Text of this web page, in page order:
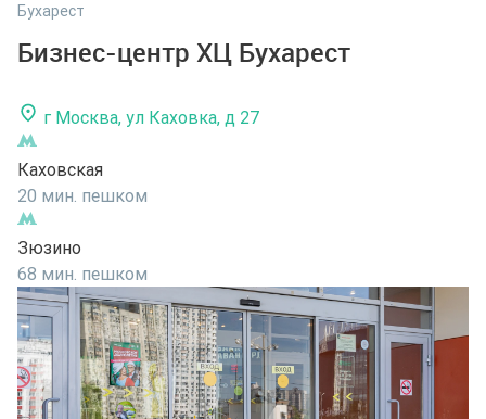
Бухарест
Бизнес-центр ХЦ Бухарест
г Москва, ул Каховка, д 27
Каховская
20 мин. пешком
Зюзино
68 мин. пешком